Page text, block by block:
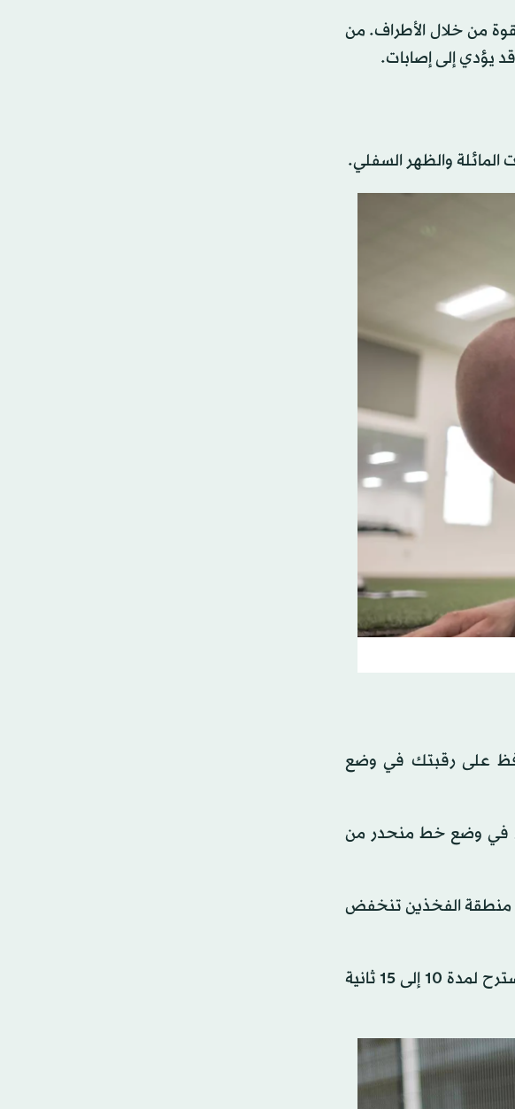
من خلال الأطراف. من
يؤدي إلى إصابات.
والظهر السفلي.
على رقبتك في وضع
في وضع خط منحدر من
منطقة الفخذين تنخفض
4- ابق على هذا الوضع لمدة 20 إلى 30 ثانية في البداية، محافظاً على نمط تنفس عميق ومتوازن. استرح لمدة 10 إلى 15 ثانية